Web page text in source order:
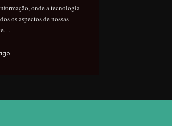
onde a tecnologia
os aspectos de nossas